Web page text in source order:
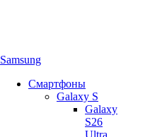
Samsung
Смартфоны
Galaxy S
Galaxy
S26
Ultra